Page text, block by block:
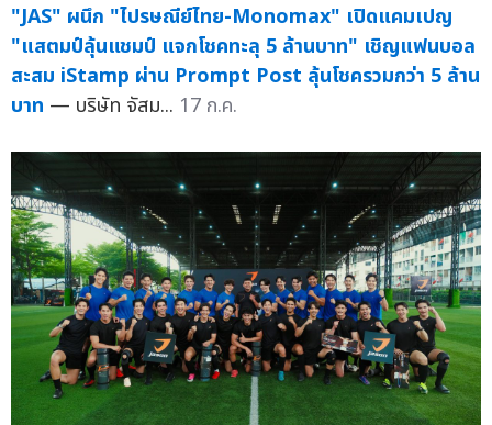
"JAS" ผนึก "ไปรษณีย์ไทย-Monomax" เปิดแคมเปญ
"แสตมป์ลุ้นแชมป์ แจกโชคทะลุ 5 ล้านบาท" เชิญแฟนบอล
สะสม iStamp ผ่าน Prompt Post ลุ้นโชครวมกว่า 5 ล้าน
บาท — บริษัท จัสม... 17 ก.ค.